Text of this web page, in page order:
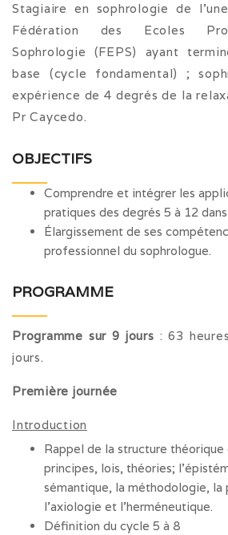
Stagiaire en sophrologie de
Fédération des Ecoles
Sophrologie (FEPS) ayant
base (cycle fondamental) ;
expérience de 4 degrés de la
Pr Caycedo.
OBJECTIFS
Comprendre et intégrer les
pratiques des degrés 5 à 12
Élargissement de ses
professionnel du sophrologue.
PROGRAMME
Programme sur 9 jours : 63
jours.
Première journée
Introduction
Rappel de la structure théorique
principes, lois, théories;
sémantique, la méthodologie, la
l’axiologie et l’herméneutique.
Définition du cycle 5 à 8